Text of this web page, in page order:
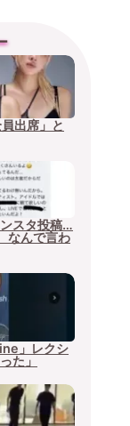
出席」と
スタ投稿…
なんで言わ
」レクシ
た」